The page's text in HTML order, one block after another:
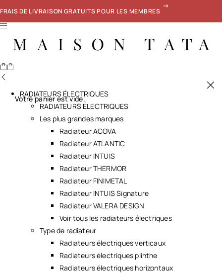
FRAIS DE LIVRAISON GRATUITS POUR LES MEMBRES
Votre panier est vide.
RADIATEURS ÉLECTRIQUES
RADIATEURS ÉLECTRIQUES
Les plus grandes marques
Radiateur ACOVA
Radiateur ATLANTIC
Radiateur INTUIS
Radiateur THERMOR
Radiateur FINIMETAL
Radiateur INTUIS Signature
Radiateur VALERA DESIGN
Voir tous les radiateurs électriques
Type de radiateur
Radiateurs électriques verticaux
Radiateurs électriques plinthe
Radiateurs électriques horizontaux